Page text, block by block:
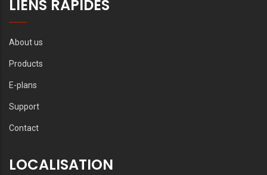
LIENS RAPIDES
About us
Products
E-plans
Support
Contact
LOCALISATION